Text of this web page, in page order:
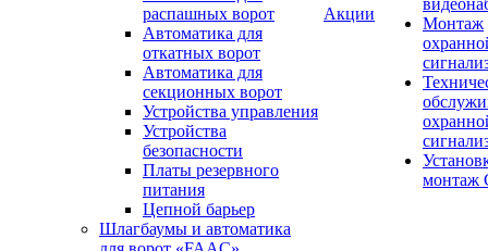
распашных ворот
Автоматика для
откатных ворот
Автоматика для
секционных ворот
Устройства управления
Устройства
безопасности
Платы резервного
питания
Цепной барьер
Шлагбаумы и автоматика
Акции
Монтаж
монтаж